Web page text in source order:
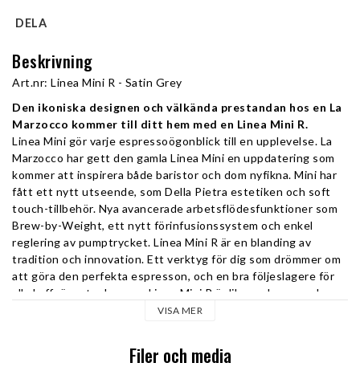
DELA
Beskrivning
Art.nr: Linea Mini R - Satin Grey
Den ikoniska designen och välkända prestandan hos en La
Marzocco kommer till ditt hem med en Linea Mini R.
Linea Mini gör varje espressoögonblick till en upplevelse. La
Marzocco har gett den gamla Linea Mini en uppdatering som
kommer att inspirera både baristor och dom nyfikna. Mini har
fått ett nytt utseende, som Della Pietra estetiken och soft
touch-tillbehör. Nya avancerade arbetsflödesfunktioner som
Brew-by-Weight, ett nytt förinfusionssystem och enkel
reglering av pumptrycket. Linea Mini R är en blanding av
tradition och innovation. Ett verktyg för dig som drömmer om
att göra den perfekta espresson, och en bra följeslagere för
alla kaffeäventyr hemma. Linea Mini R är lika vacker som den
presterar och är redo att servera espresso var som helst i
Linea Mini R Specifikationer:
VISA MER
Filer och media